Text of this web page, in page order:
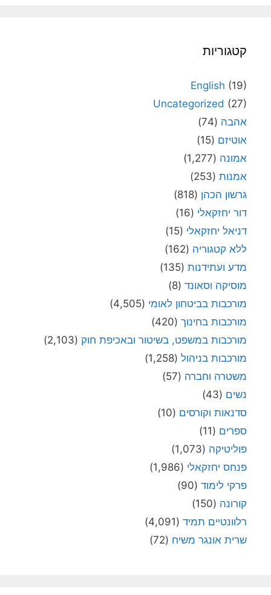
קטגוריות
English (19)
Uncategorized (27)
אהבה (74)
אוטיזם (15)
אמונה (1,277)
אמנות (253)
גרשון הכהן (818)
דור יחזקאלי (16)
דניאל יחזקאלי (15)
ללא קטגוריה (162)
מדע ועתידנות (135)
מוסיקה וסאונד (8)
מורכבות בביטחון לאומי (4,505)
מורכבות בחינוך (420)
מורכבות במשפט, בשיטור ובאכיפת חוק (2,103)
מורכבות בניהול (1,258)
משטרה וחברה (57)
נשים (43)
סדנאות וקורסים (10)
ספרים (11)
פוליטיקה (1,073)
פנחס יחזקאלי (1,986)
פרקי לימוד (90)
קורונה (150)
רלוונטיים תמיד (4,091)
שרית אונגר משיח (72)